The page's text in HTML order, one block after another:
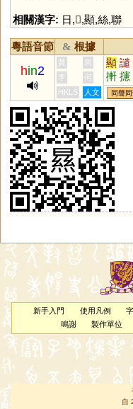
相關漢字: 日,𢆶,顯,絲,聯
粵語音節 & 根據
hin2
黃 周 顯 譴
搟 攇
李
何
HKLS
人文 同聲
新手入門 使用凡例
鳴謝
製作單位
自